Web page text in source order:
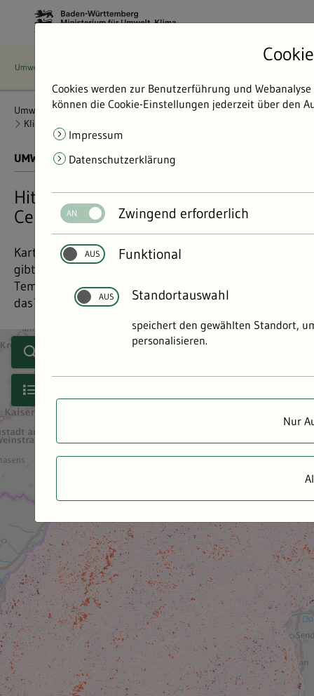
Umweltdaten Bericht: Umweltdaten 2024
Klima und Energie
Klimawandelfolgen
UMWELTDATEN BERICHT 2024
Hitzebelastung schon bei 25 Grad
Celsius?!
Karten zur Lufttemperatur in Baden-Württemberg
gibt es viele, aber keine bildet empfundene
Temperatur für den Menschen genau ab. Woran liegt
das?
Cookies werden zur Benutzerführung und
können die Cookie-Einstellungen jederzeit über den
Impressum
Datenschutzerklärung
Zwingend erforderlich
Funktional
Standortauswahl
speichert den gewählten Standort,
personalisieren.
Nur